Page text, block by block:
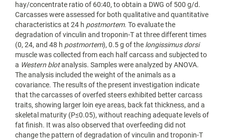
hay/concentrate ratio of 60:40, to obtain a DWG of 500 g/d.
Carcasses were assessed for both qualitative and quantitative
characteristics at 24 h postmortem. To evaluate the
degradation of vinculin and troponin-T at three different times
(0, 24, and 48 h postmortem), 0.5 g of the longissimus dorsi
muscle was collected from each half carcass and subjected to
a Western blotanalysis. Samples were analyzed by ANOVA.
The analysis included the weight of the animals as a
covariance. The results of the present investigation indicate
that the carcasses of overfed steers exhibited better carcass
traits, showing larger loin eye areas, back fat thickness, and a
skeletal maturity (P≤0.05), without reaching adequate levels of
fat finish. It was also observed that overfeeding did not
change the pattern of degradation of vinculin and troponin-T